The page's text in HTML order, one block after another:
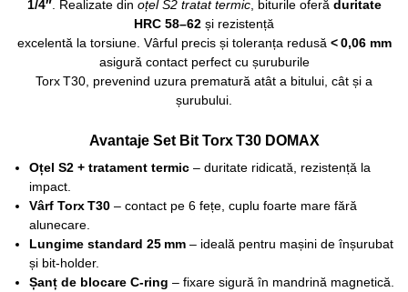
1/4″. Realizate din oțel S2 tratat termic, biturile oferă duritate
HRC 58–62 și rezistență
excelentă la torsiune. Vârful precis și toleranța redusă < 0,06 mm
asigură contact perfect cu șuruburile
Torx T30, prevenind uzura prematură atât a bitului, cât și a
șurubului.
Avantaje Set Bit Torx T30 DOMAX
Oțel S2 + tratament termic– duritate ridicată, rezistență la
impact.
Vârf Torx T30– contact pe 6 fețe, cuplu foarte mare fără
alunecare.
Lungime standard 25 mm– ideală pentru mașini de înșurubat
și bit‑holder.
Șanț de blocare C‑ring – fixare sigură în mandrină magnetică.